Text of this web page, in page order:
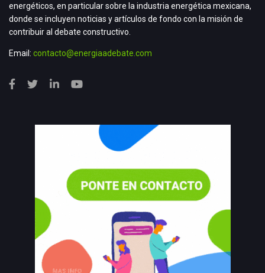
energéticos, en particular sobre la industria energética mexicana,
donde se incluyen noticias y artículos de fondo con la misión de
contribuir al debate constructivo.
Email: contacto@energiaadebate.com